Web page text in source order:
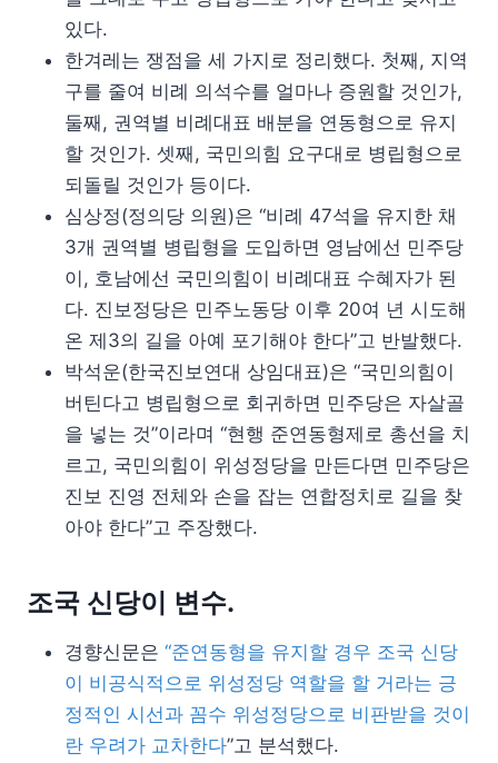
있다.
한겨레는 쟁점을 세 가지로 정리했다. 첫째, 지역
구를 줄여 비례 의석수를 얼마나 증원할 것인가,
둘째, 권역별 비례대표 배분을 연동형으로 유지
할 것인가. 셋째, 국민의힘 요구대로 병립형으로
되돌릴 것인가 등이다.
심상정(정의당 의원)은 “비례 47석을 유지한 채
3개 권역별 병립형을 도입하면 영남에선 민주당
이, 호남에선 국민의힘이 비례대표 수혜자가 된
다. 진보정당은 민주노동당 이후 20여 년 시도해
온 제3의 길을 아예 포기해야 한다”고 반발했다.
박석운(한국진보연대 상임대표)은 “국민의힘이
버틴다고 병립형으로 회귀하면 민주당은 자살골
을 넣는 것”이라며 “현행 준연동형제로 총선을 치
르고, 국민의힘이 위성정당을 만든다면 민주당은
진보 진영 전체와 손을 잡는 연합정치로 길을 찾
아야 한다”고 주장했다.
조국 신당이 변수.
경향신문은 “준연동형을 유지할 경우 조국 신당
이 비공식적으로 위성정당 역할을 할 거라는 긍
정적인 시선과 꼼수 위성정당으로 비판받을 것이
란 우려가 교차한다”고 분석했다.